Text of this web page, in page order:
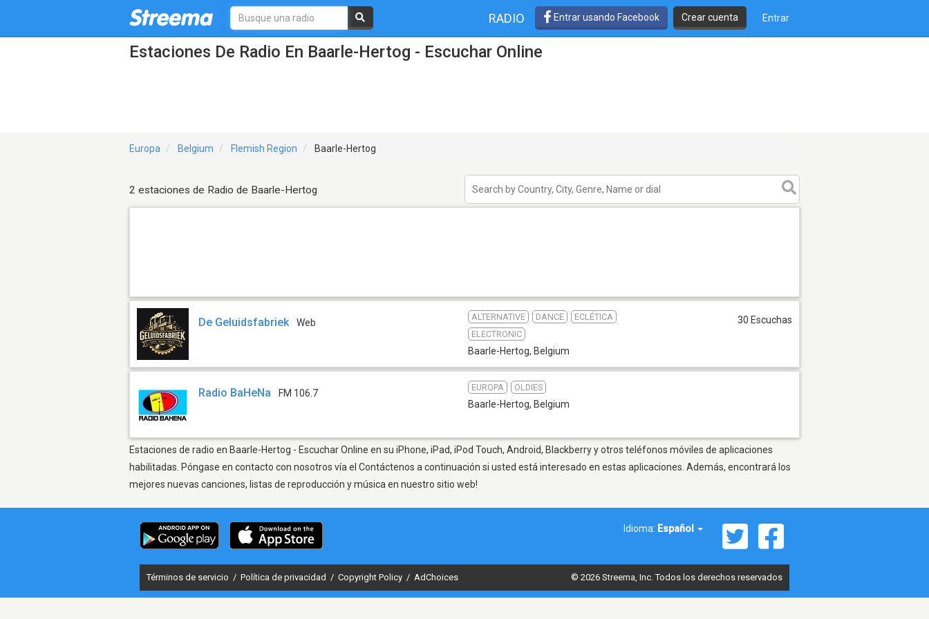
RADIO Entrar usando Facebook Crear cuenta Entrar
Estaciones De Radio En Baarle-Hertog - Escuchar Online
Europa Belgium Flemish Region Baarle-Hertog
2 estaciones de Radio de Baarle-Hertog
De Geluidsfabriek Web
ALTERNATIVE DANCE
ECLÉTICA
ELECTRONIC
Baarle-Hertog, Belgium
30 Escuchas
Radio BaHeNa FM 106.7
EUROPA OLDIES
Baarle-Hertog, Belgium
Estaciones de radio en Baarle-Hertog - Escuchar Online en su iPhone, iPad, iPod Touch, Android, Blackberry y otros teléfonos móviles de aplicaciones
habilitadas. Póngase en contacto con nosotros vía el Contáctenos a continuación si usted está interesado en estas aplicaciones. Además, encontrará los
mejores nuevas canciones, listas de reproducción y música en nuestro sitio web!
Idioma: Español
Términos de servicio / Política de privacidad / Copyright Policy / AdChoices © 2026 Streema, Inc. Todos los derechos reservados